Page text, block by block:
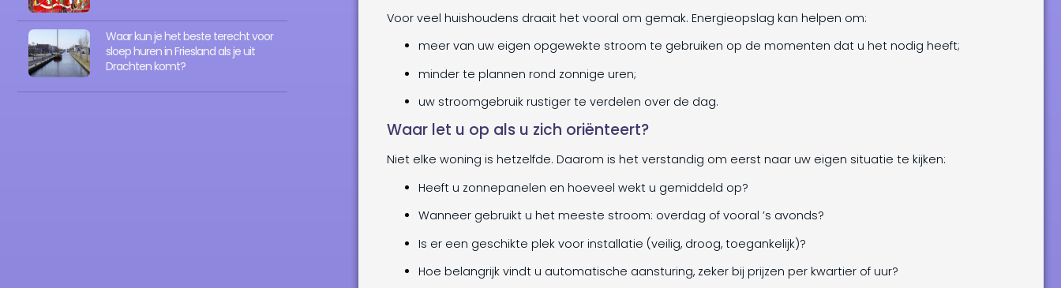
Voor veel huishoudens draait het vooral om gemak. Energieopslag kan helpen om:
meer van uw eigen opgewekte stroom te gebruiken op de momenten dat u het nodig heeft;
minder te plannen rond zonnige uren;
uw stroomgebruik rustiger te verdelen over de dag.
Waar let u op als u zich oriënteert?
Niet elke woning is hetzelfde. Daarom is het verstandig om eerst naar uw eigen situatie te kijken:
Heeft u zonnepanelen en hoeveel wekt u gemiddeld op?
Wanneer gebruikt u het meeste stroom: overdag of vooral ’s avonds?
Is er een geschikte plek voor installatie (veilig, droog, toegankelijk)?
Hoe belangrijk vindt u automatische aansturing, zeker bij prijzen per kwartier of uur?
Waar kun je het beste terecht voor
sloep huren in Friesland als je uit
Drachten komt?